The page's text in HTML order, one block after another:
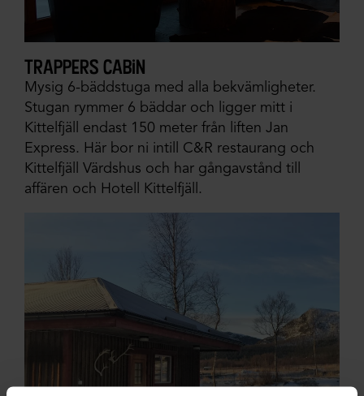
trappers cabin
Mysig 6-bäddstuga med alla bekvämligheter.
Stugan rymmer 6 bäddar och ligger mitt i
Kittelfjäll endast 150 meter från liften Jan
Express. Här bor ni intill C&R restaurang och
Kittelfjäll Värdshus och har gångavstånd till
affären och Hotell Kittelfjäll.